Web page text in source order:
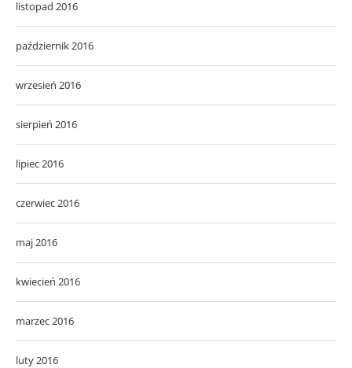
listopad 2016
październik 2016
wrzesień 2016
sierpień 2016
lipiec 2016
czerwiec 2016
maj 2016
kwiecień 2016
marzec 2016
luty 2016